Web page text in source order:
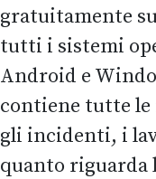
gratuitamente
tutti i sistemi
Android e
contiene tutte
gli incidenti, i
quanto riguarda